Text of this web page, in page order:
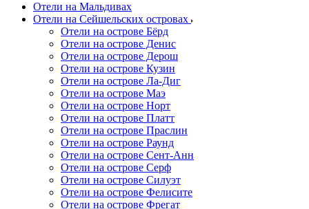
Отели на Мальдивах
Отели на Сейшельских островах
Отели на острове Бёрд
Отели на острове Денис
Отели на острове Дерош
Отели на острове Кузин
Отели на острове Ла-Диг
Отели на острове Маэ
Отели на острове Норт
Отели на острове Платт
Отели на острове Праслин
Отели на острове Раунд
Отели на острове Сент-Анн
Отели на острове Серф
Отели на острове Силуэт
Отели на острове Фелисите
Отели на острове Фрегат